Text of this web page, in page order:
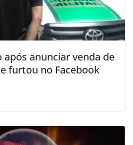
após anunciar venda de
furtou no Facebook